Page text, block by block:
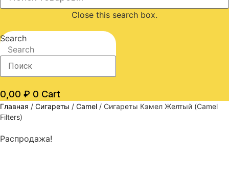
Close this search box.
Search
Search
0,00 ₽ 0 Cart
Главная / Сигареты / Camel / Сигареты Кэмел Желтый (Camel
Filters)
Распродажа!